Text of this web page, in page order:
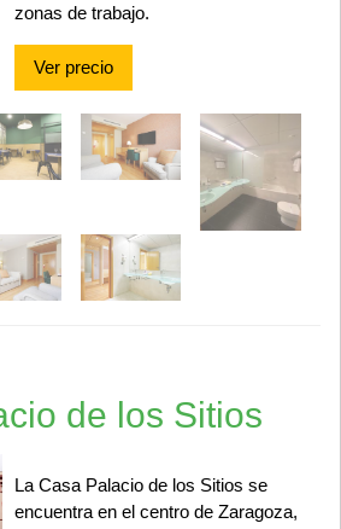
zonas de trabajo.
Ver precio
de los Sitios
La Casa Palacio de los Sitios se
encuentra en el centro de Zaragoza,